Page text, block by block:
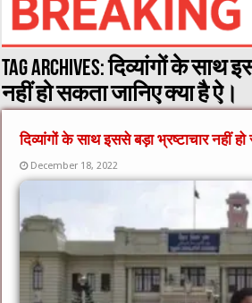
Tag Archives:दिव्यांगों के साथ
नहीं हो सकता जानिए क्या है ऐ।
दिव्यांगों के साथ इससे बड़ा भ्रष्टाचार नहीं
December 18, 2022